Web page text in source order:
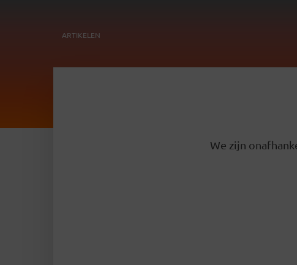
ARTIKELEN
We zijn